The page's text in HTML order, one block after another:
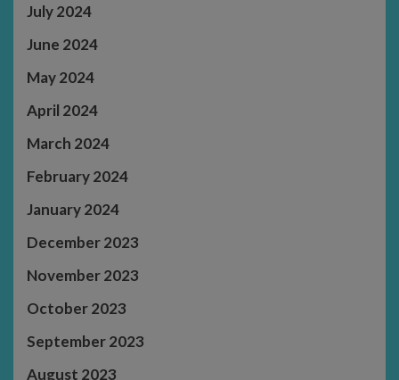
July 2024
June 2024
May 2024
April 2024
March 2024
February 2024
January 2024
December 2023
November 2023
October 2023
September 2023
August 2023